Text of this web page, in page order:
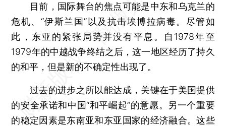
目前，国际舞台的焦点可能是中东和乌克兰的
危机、“伊斯兰国”以及抗击埃博拉病毒。尽管如
此，东亚的紧张局势并没有平息。自1978年至
1979年的中越战争终结之后，这一地区经历了持久
的和平，但是新的不确定性出现了。
过去的进步之所以能达成，关键在于美国提供
的安全承诺和中国“和平崛起”的意愿。另一个重要
的稳定因素是东南亚和东亚国家的经济融合。这些